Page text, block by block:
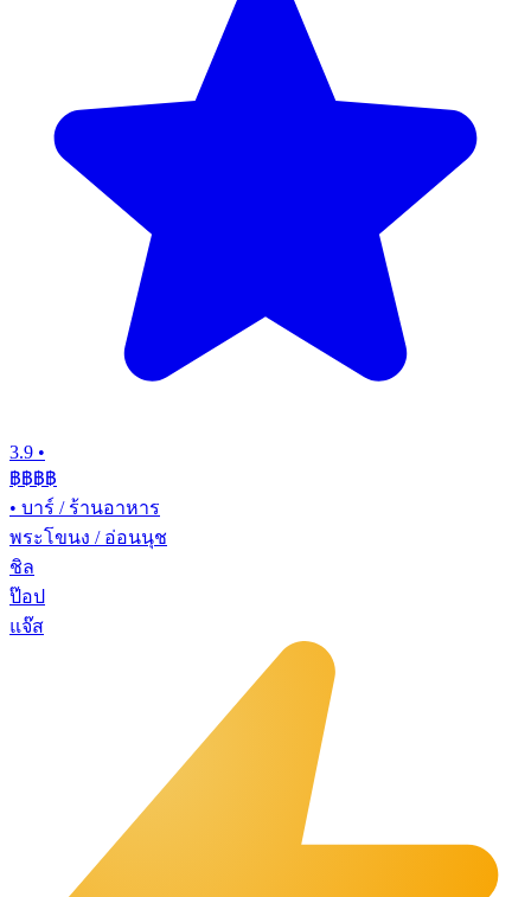
3.9 •
฿฿฿฿
• บาร์ / ร้านอาหาร
พระโขนง / อ่อนนุช
ชิล
ป๊อป
แจ๊ส